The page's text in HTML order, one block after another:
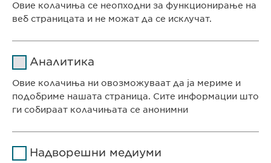
Евофарма АГ Претставништво Скопје
Овие колачиња се неопходни за функционирање на
веб страницата и не можат да се исклучат.
sgalinski
Времетраење
Цел
согласност за колачиња
Аналитика
Овие колачиња ни овозможуваат да ја мериме и
подобриме нашата страница. Сите информации што
ги собираат колачињата се анонимни
Надворешни медиуми